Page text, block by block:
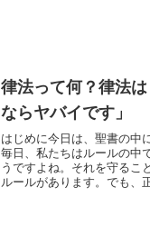
律法って何？律法
ならヤバイです」
はじめに今日は、聖書の中
毎日、私たちはルールの中
うですよね。それを守るこ
ルールがあります。でも、